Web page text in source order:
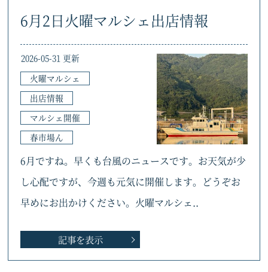
6月2日火曜マルシェ出店情報
2026-05-31 更新
火曜マルシェ
出店情報
マルシェ開催
春市場ん
6月ですね。早くも台風のニュースです。お天気が少
し心配ですが、今週も元気に開催します。どうぞお
早めにお出かけください。火曜マルシェ..
記事を表示